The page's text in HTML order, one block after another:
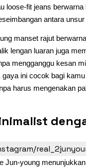
loose-fit jeans
antara
manset rajut
lengan luaran juga
mengganggu kesan
ini cocok bagi
harus mengenakan
Jun-young